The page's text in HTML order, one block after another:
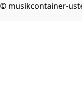
© musikcontainer-